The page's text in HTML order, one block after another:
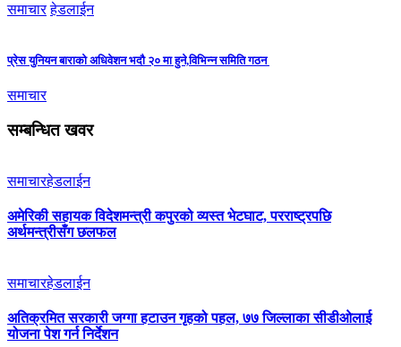
समाचार हेडलाईन
प्रेस युनियन बाराको अधिवेशन भदौ २० मा हुने,विभिन्न समिति गठन
समाचार
सम्बन्धित खवर
समाचारहेडलाईन
अमेरिकी सहायक विदेशमन्त्री कपुरको व्यस्त भेटघाट, परराष्ट्रपछि
अर्थमन्त्रीसँग छलफल
समाचारहेडलाईन
अतिक्रमित सरकारी जग्गा हटाउन गृहको पहल, ७७ जिल्लाका सीडीओलाई
योजना पेश गर्न निर्देशन